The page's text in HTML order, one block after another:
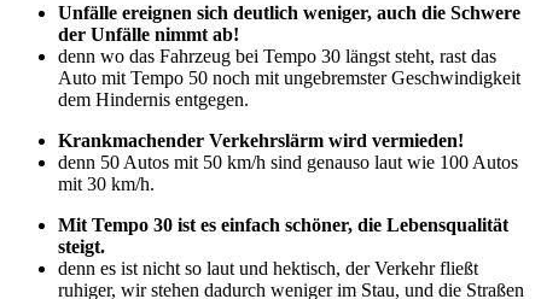
Unfälle ereignen sich deutlich weniger, auch die Schwere
der Unfälle nimmt ab!
denn wo das Fahrzeug bei Tempo 30 längst steht, rast das
Auto mit Tempo 50 noch mit ungebremster Geschwindigkeit
dem Hindernis entgegen.
Krankmachender Verkehrslärm wird vermieden!
denn 50 Autos mit 50 km/h sind genauso laut wie 100 Autos
mit 30 km/h.
Mit Tempo 30 ist es einfach schöner, die Lebensqualität
steigt.
denn es ist nicht so laut und hektisch, der Verkehr fließt
ruhiger, wir stehen dadurch weniger im Stau, und die Straßen